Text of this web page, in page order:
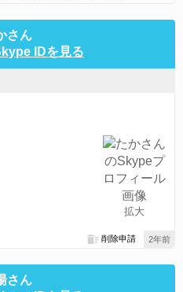
さん
IDを見る
拡大
2年前
削除申請
さん